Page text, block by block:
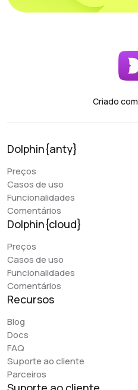
Criado com
Dolphin{anty}
Preços
Casos de uso
Funcionalidades
Comentários
Dolphin{cloud}
Preços
Casos de uso
Funcionalidades
Comentários
Recursos
Blog
Docs
FAQ
Suporte ao cliente
Parceiros